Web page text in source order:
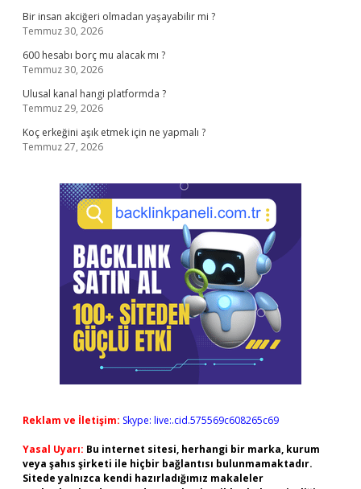
Bir insan akciğeri olmadan yaşayabilir mi ?
Temmuz 30, 2026
600 hesabı borç mu alacak mı ?
Temmuz 30, 2026
Ulusal kanal hangi platformda ?
Temmuz 29, 2026
Koç erkeğini aşık etmek için ne yapmalı ?
Temmuz 27, 2026
Reklam ve İletişim: Skype: live:.cid.575569c608265c69
Yasal Uyarı: Bu internet sitesi, herhangi bir marka, kurum
veya şahıs şirketi ile hiçbir bağlantısı bulunmamaktadır.
Sitede yalnızca kendi hazırladığımız makaleler